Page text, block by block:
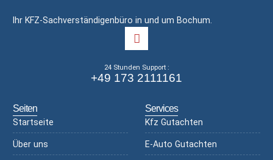
Ihr KFZ-Sachverständigenbüro in und um Bochum.
24 Stunden Support :
+49 173 2111161
Seiten
Startseite
Über uns
Services
Kfz Gutachten
E-Auto Gutachten